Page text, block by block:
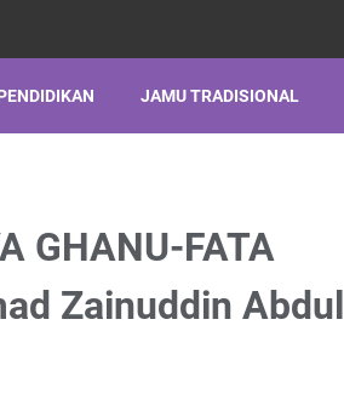
JAMU TRADISIONAL
GHANU-FATA
Zainuddin Abdul